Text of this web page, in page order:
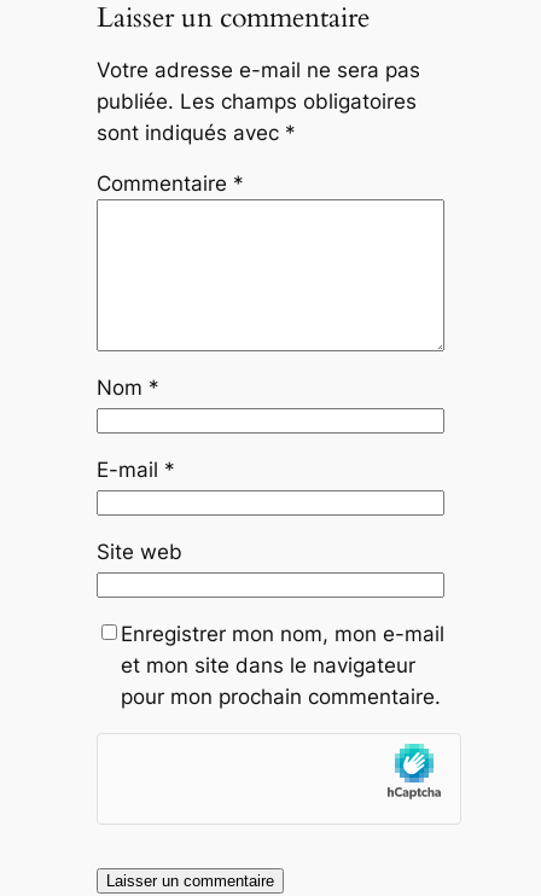
Laisser un commentaire
Votre adresse e-mail ne sera pas
publiée. Les champs obligatoires
sont indiqués avec *
Commentaire *
Nom *
E-mail *
Site web
Enregistrer mon nom, mon e-mail
et mon site dans le navigateur
pour mon prochain commentaire.